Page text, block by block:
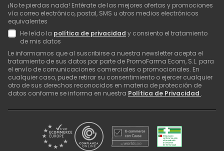
¡No te pierdas nada! Entérate de las mejores ofertas y promociones
vía correo electrónico, postal, SMS u otros medios electrónicos
equivalentes
He leído la política de privacidad y consiento el tratamiento
de mis datos
Le informamos que al suscribirse a nuestra newsletter acepta el
tratamiento de sus datos por parte de PromoFarma Ecom, S.L. para
el envío de comunicaciones comerciales o promocionales. En
cualquier caso, puede retirar su consentimiento o ejercer cualquier
otro de sus derechos reconocidos en materia de protección de
datos conforme se informa en nuestra Política de Privacidad .